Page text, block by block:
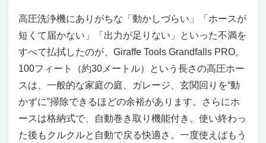
高圧洗浄機にありがちな「動かしづらい」「ホースが
短くて届かない」「出力が足りない」といった不満を
すべて払拭したのが、Giraffe Tools Grandfalls PRO。
100フィート（約30メートル）という長さの高圧ホー
スは、一般的な家庭の庭、ガレージ、玄関回りを“動
かずに”掃除できるほどの余裕があります。さらにホ
ースは格納式で、自動巻き取り機能付き。使い終わっ
た後もクルクルと自動で戻る快適さ。一度使えばもう